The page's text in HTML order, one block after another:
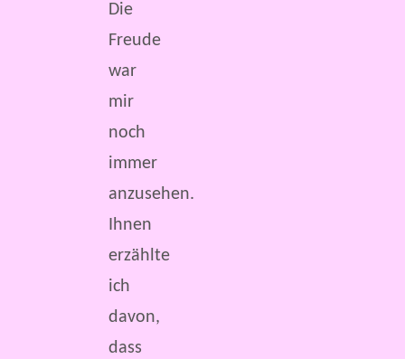
Die
Freude
war
mir
noch
immer
anzusehen.
Ihnen
erzählte
ich
davon,
dass